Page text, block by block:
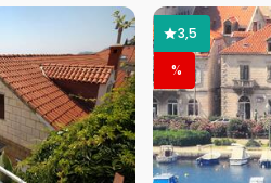
3,5
%